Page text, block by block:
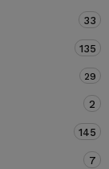
33
135
29
2
145
7